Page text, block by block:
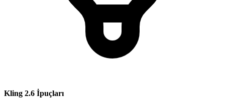
Kling 2.6 İpuçları